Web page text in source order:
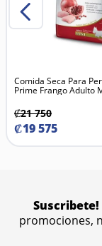
Comida Seca Para
Prime Frango Adulto
₡21 750
₡19575
promociones,